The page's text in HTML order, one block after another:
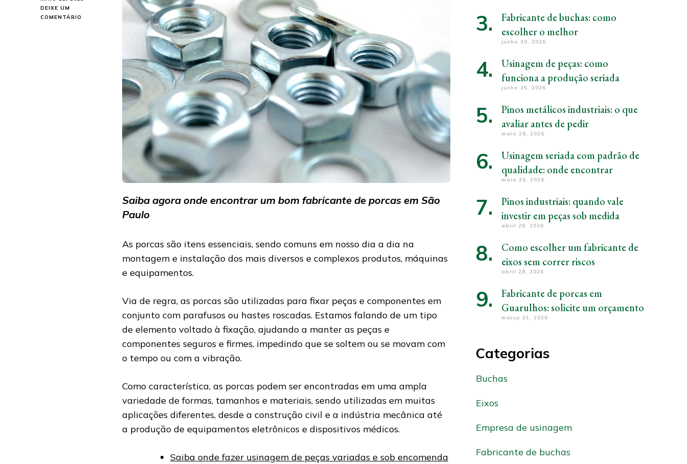
DEIXE UM
COMENTÁRIO
Saiba agora onde encontrar um bom fabricante de porcas em São
Paulo
As porcas são itens essenciais, sendo comuns em nosso dia a dia na
montagem e instalação dos mais diversos e complexos produtos, máquinas
e equipamentos.
Via de regra, as porcas são utilizadas para fixar peças e componentes em
conjunto com parafusos ou hastes roscadas. Estamos falando de um tipo
de elemento voltado à fixação, ajudando a manter as peças e
componentes seguros e firmes, impedindo que se soltem ou se movam com
o tempo ou com a vibração.
Como característica, as porcas podem ser encontradas em uma ampla
variedade de formas, tamanhos e materiais, sendo utilizadas em muitas
aplicações diferentes, desde a construção civil e a indústria mecânica até
a produção de equipamentos eletrônicos e dispositivos médicos.
Saiba onde fazer usinagem de peças variadas e sob encomenda
Fabricante de buchas: como
escolher o melhor
junho 30, 2026
Usinagem de peças: como
funciona a produção seriada
junho 25, 2026
Pinos metálicos industriais: o que
avaliar antes de pedir
maio 28, 2026
Usinagem seriada com padrão de
qualidade: onde encontrar
maio 26, 2026
Pinos industriais: quando vale
investir em peças sob medida
abril 28, 2026
Como escolher um fabricante de
eixos sem correr riscos
abril 28, 2026
Fabricante de porcas em
Guarulhos: solicite um orçamento
março 31, 2026
Categorias
Buchas
Eixos
Empresa de usinagem
Fabricante de buchas